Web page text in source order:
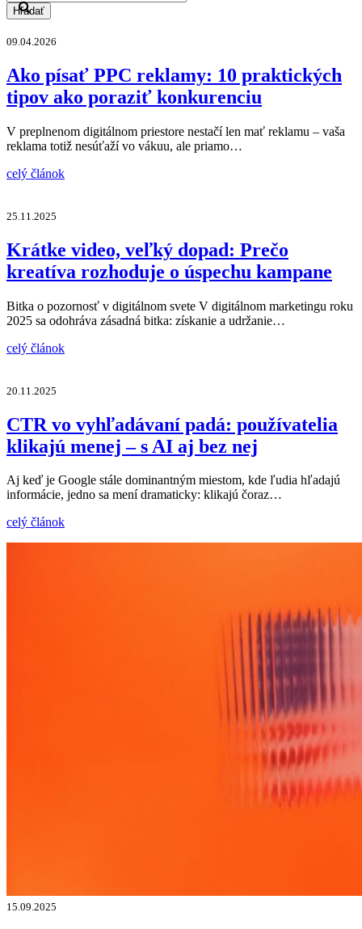
Hľadať
09.04.2026
Ako písať PPC reklamy: 10 praktických
tipov ako poraziť konkurenciu
V preplnenom digitálnom priestore nestačí len mať reklamu – vaša
reklama totiž nesúťaží vo vákuu, ale priamo…
celý článok
25.11.2025
Krátke video, veľký dopad: Prečo
kreatíva rozhoduje o úspechu kampane
Bitka o pozornosť v digitálnom svete V digitálnom marketingu roku
2025 sa odohráva zásadná bitka: získanie a udržanie…
celý článok
20.11.2025
CTR vo vyhľadávaní padá: používatelia
klikajú menej – s AI aj bez nej
Aj keď je Google stále dominantným miestom, kde ľudia hľadajú
informácie, jedno sa mení dramaticky: klikajú čoraz…
celý článok
15.09.2025